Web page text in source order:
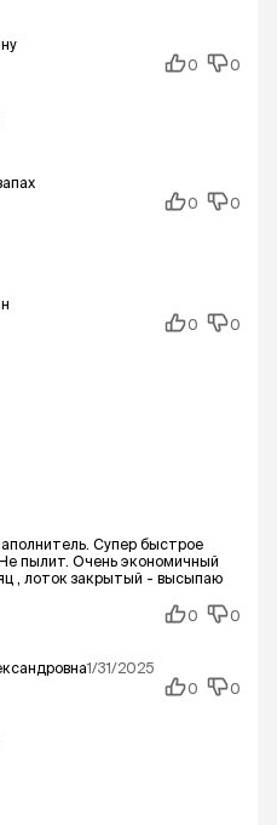
0
0
0
0
0
0
Супер быстрое
Не пылит. Очень экономичный
, лоток закрытый - высыпаю
0 0
1/31/2025
0
0